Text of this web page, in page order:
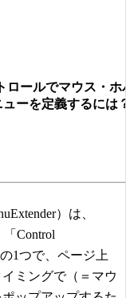
ロールでマウス・ホ
ーを定義するには
）は、
Control
1つで、ページ上
ミングで（＝マウ